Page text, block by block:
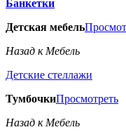
Банкетки
Детская мебель
Назад к Мебель
Детские стеллажи
ТумбочкиПросмотреть
Назад к Мебель